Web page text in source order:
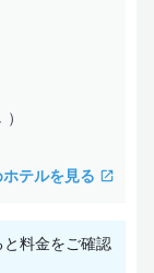
テルを見る
料金をご確認